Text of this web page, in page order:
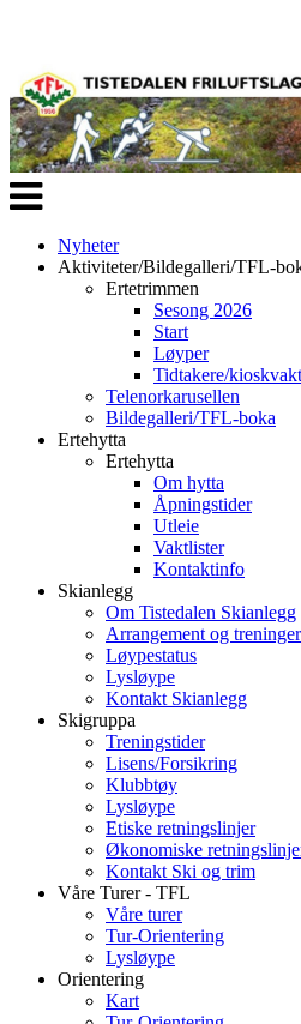
Veksle
navigasjon
Nyheter
Aktiviteter/Bildegalleri/TFL-
Ertetrimmen
Sesong 2026
Start
Løyper
Tidtakere/
Telenorkarusellen
Bildegalleri/TFL-boka
Ertehytta
Ertehytta
Om hytta
Åpningstider
Utleie
Vaktlister
Kontaktinfo
Skianlegg
Om Tistedalen Skianlegg
Arrangement og treninger
Løypestatus
Lysløype
Kontakt Skianlegg
Skigruppa
Treningstider
Lisens/Forsikring
Klubbtøy
Lysløype
Etiske retningslinjer
Økonomiske
Kontakt Ski og trim
Våre Turer - TFL
Våre turer
Tur-Orientering
Lysløype
Orientering
Kart